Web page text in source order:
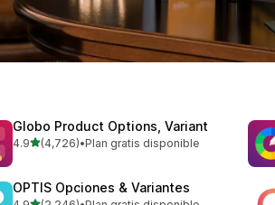
Globo Product Options, Variant
4.9de 5 estrellas
(4,726)
4726 reseñas en total
•Plan gratis disponible
OPTIS Opciones & Variantes